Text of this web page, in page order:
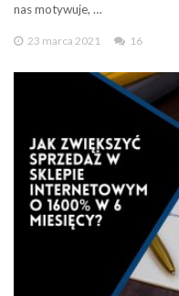
nas motywuje, …
23 marca 2021 16